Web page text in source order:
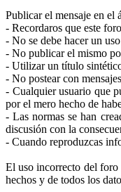
Publicar el mensaje en el
- Recordaros que este
- No se debe hacer un
- No publicar el mismo
- Utilizar un título
- No postear con
- Cualquier usuario que
por el mero hecho de
- Las normas se han
discusión con la
- Cuando reproduzcas
El uso incorrecto del foro
hechos y de todos los